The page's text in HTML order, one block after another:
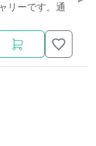
リーです。通